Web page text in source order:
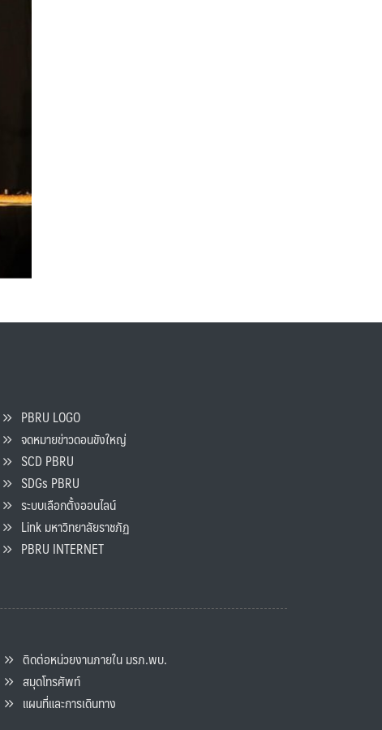
PBRU LOGO
จดหมายข่าวดอนขังใหญ่
SCD PBRU
SDGs PBRU
ระบบเลือกตั้งออนไลน์
Link มหาวิทยาลัยราชภัฏ
PBRU INTERNET
ติดต่อหน่วยงานภายใน มรภ.พบ.
สมุดโทรศัพท์
แผนที่และการเดินทาง